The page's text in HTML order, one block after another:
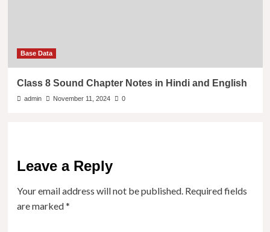
Base Data
Class 8 Sound Chapter Notes in Hindi and English
admin November 11, 2024 0
Leave a Reply
Your email address will not be published. Required fields
are marked*